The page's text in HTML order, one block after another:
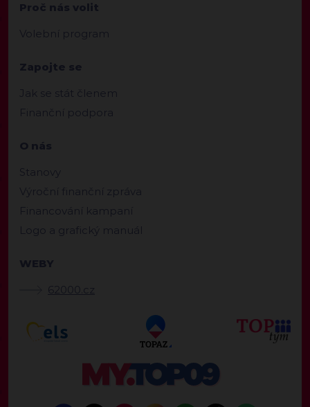
Proč nás volit
Volební program
Zapojte se
Jak se stát členem
Finanční podpora
O nás
Stanovy
Výroční finanční zpráva
Financování kampaní
Logo a grafický manuál
WEBY
62000.cz